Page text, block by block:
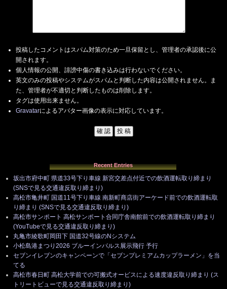
投稿したコメントはスパム対策のため一旦保留とし、管理者の承認後に公
開されます。
個人情報の公開、誹謗中傷の書き込みは行わないでください。
英文のみの投稿やシステムがスパムと判断した内容は公開されません。ま
た、管理者が不適切と判断したものは削除します。
タグは使用出来ません。
Gravatarによるアバター画像の表示に対応しています。
Recent Entries
坂出市府中町 県道33号下り車線 新宮交差点付近での飲酒運転取り締まり
(SNSで見る交通違反取り締まり)
高松市亀井町 国道11号下り車線 南新町商店街アーケード前での飲酒運転取
り締まり (SNSで見る交通違反取り締まり)
高松市サンポート 高松サンポート合同庁舎南館前での飲酒運転取り締まり
(YouTubeで見る交通違反取り締まり)
丸亀市綾歌町岡田下 国道32号線のNシステム
小松島港まつり2026 ブルーインパルス展示飛行 予行
セブンイレブンのキャンペーンで「セブンプレミアムカップラーメン」を当
てる
高松市春日町 高松大学前での可搬式オービスによる速度違反取り締まり (ス
トリートビューで見る交通違反取り締まり)